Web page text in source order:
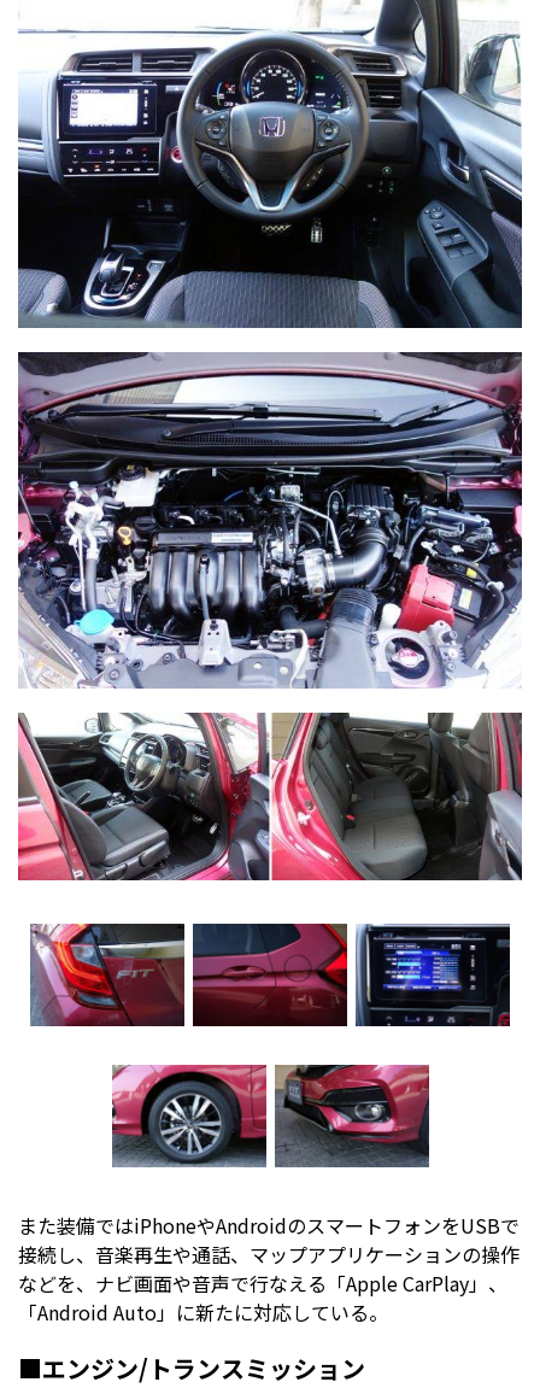
また装備ではiPhoneやAndroidのスマートフォンをUSBで
接続し、音楽再生や通話、マップアプリケーションの操作
などを、ナビ画面や音声で行なえる「Apple CarPlay」、
「Android Auto」に新たに対応している。
■エンジン/トランスミッション